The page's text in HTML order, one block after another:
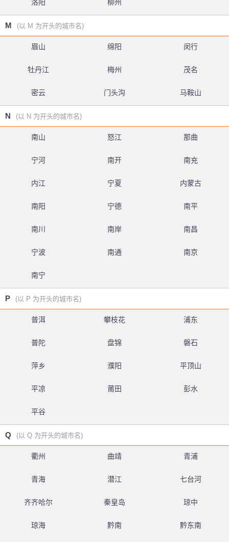
洛阳 柳州
M (以 M 为开头的城市名)
眉山 绵阳 闵行
牡丹江 梅州 茂名
密云 门头沟 马鞍山
N (以 N 为开头的城市名)
南山 怒江 那曲
宁河 南开 南充
内江 宁夏 内蒙古
南阳 宁德 南平
南川 南岸 南昌
宁波 南通 南京
南宁
P (以 P 为开头的城市名)
普洱 攀枝花 浦东
普陀 盘锦 磐石
萍乡 濮阳 平顶山
平凉 莆田 彭水
平谷
Q (以 Q 为开头的城市名)
衢州 曲靖 青浦
青海 潜江 七台河
齐齐哈尔 秦皇岛 琼中
琼海 黔南 黔东南